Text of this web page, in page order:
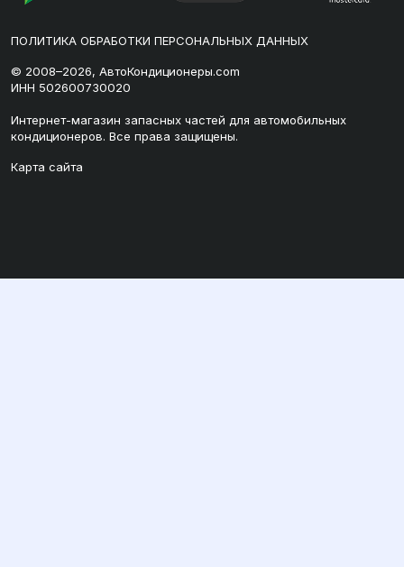
ПОЛИТИКА ОБРАБОТКИ ПЕРСОНАЛЬНЫХ ДАННЫХ
© 2008–2026, АвтоКондиционеры.com
ИНН 502600730020
Интернет-магазин запасных частей для автомобильных
кондиционеров. Все права защищены.
Карта сайта